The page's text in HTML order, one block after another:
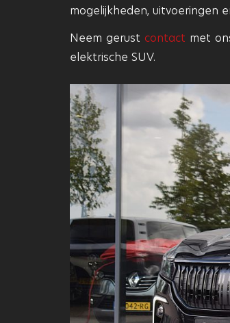
mogelijkheden, uitvoeringen
Neem gerust contact met
elektrische SUV.
Previous